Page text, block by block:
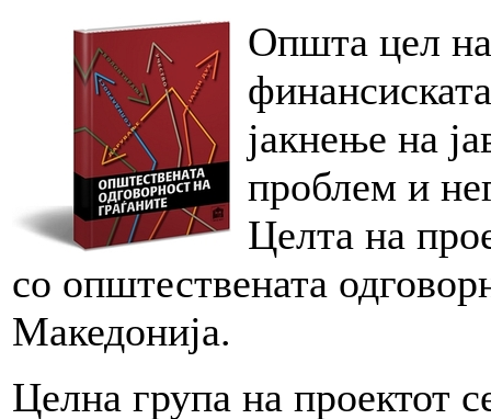
Општа цел
јакнење на
проблем и
Целта на
со општествената
Македонија.
Целна група на проектот